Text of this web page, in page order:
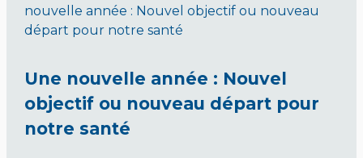
nouvelle année : Nouvel objectif ou nouveau
départ pour notre santé
Une nouvelle année : Nouvel
objectif ou nouveau départ pour
notre santé